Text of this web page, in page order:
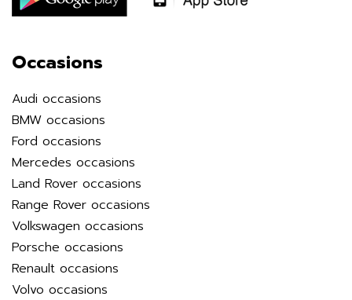
Occasions
Audi occasions
BMW occasions
Ford occasions
Mercedes occasions
Land Rover occasions
Range Rover occasions
Volkswagen occasions
Porsche occasions
Renault occasions
Volvo occasions